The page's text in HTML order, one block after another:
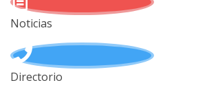
Noticias
Directorio